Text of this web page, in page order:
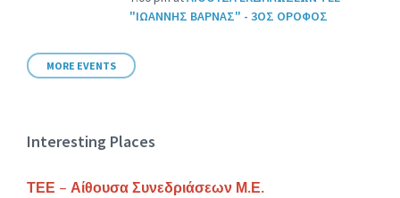
"ΙΩΑΝΝΗΣ ΒΑΡΝΑΣ" - 3ΟΣ ΟΡΟΦΟΣ
MORE EVENTS
Interesting Places
ΤΕΕ – Αίθουσα Συνεδριάσεων Μ.Ε.